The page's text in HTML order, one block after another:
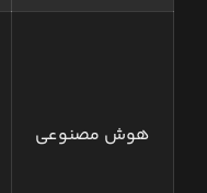
هوش مصنوعی